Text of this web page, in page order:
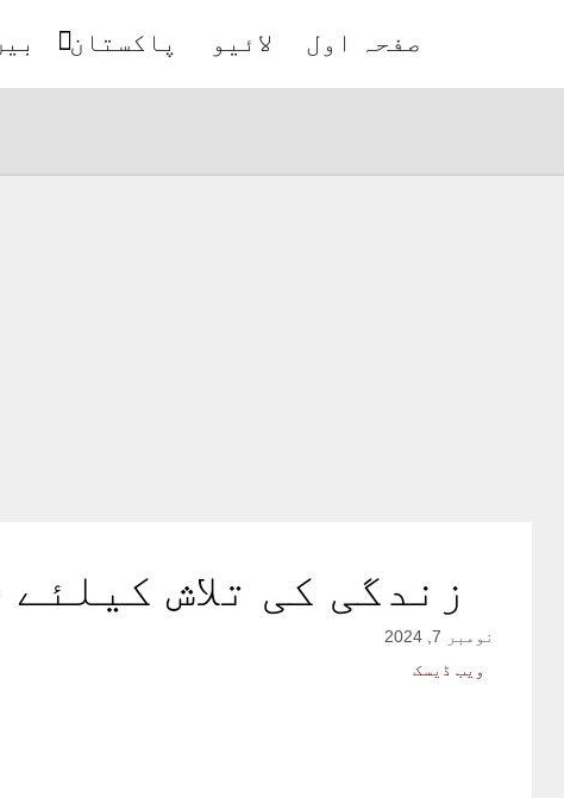
صفحہ اول لائیو پاکستان
زندگی کی تلاش
نومبر 7, 2024
ویب ڈیسک